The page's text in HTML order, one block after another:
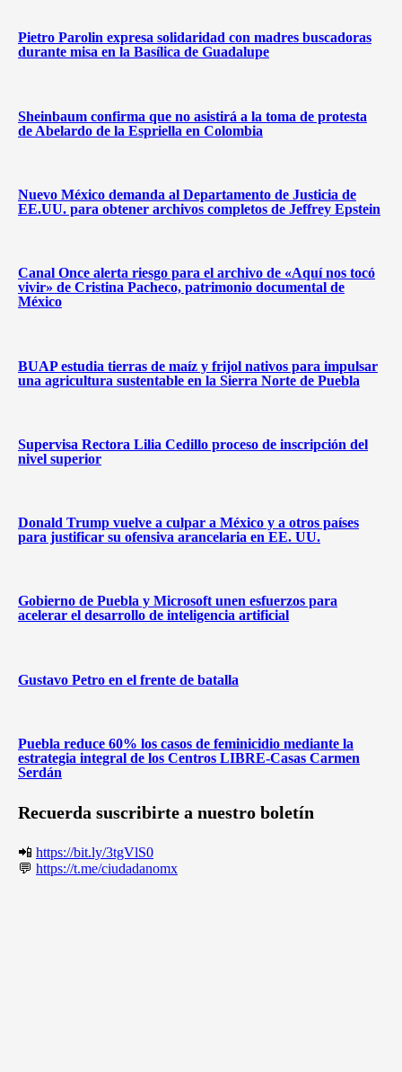
Pietro Parolin expresa solidaridad con madres buscadoras
durante misa en la Basílica de Guadalupe
Sheinbaum confirma que no asistirá a la toma de protesta
de Abelardo de la Espriella en Colombia
Nuevo México demanda al Departamento de Justicia de
EE.UU. para obtener archivos completos de Jeffrey Epstein
Canal Once alerta riesgo para el archivo de «Aquí nos tocó
vivir» de Cristina Pacheco, patrimonio documental de
México
BUAP estudia tierras de maíz y frijol nativos para impulsar
una agricultura sustentable en la Sierra Norte de Puebla
Supervisa Rectora Lilia Cedillo proceso de inscripción del
nivel superior
Donald Trump vuelve a culpar a México y a otros países
para justificar su ofensiva arancelaria en EE. UU.
Gobierno de Puebla y Microsoft unen esfuerzos para
acelerar el desarrollo de inteligencia artificial
Gustavo Petro en el frente de batalla
Puebla reduce 60% los casos de feminicidio mediante la
estrategia integral de los Centros LIBRE-Casas Carmen
Serdán
Recuerda suscribirte a nuestro boletín
📲 https://bit.ly/3tgVlS0
💬 https://t.me/ciudadanomx